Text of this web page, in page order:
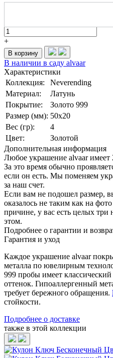
+
В корзину
В наличии в саду alvaar
Характеристики
Коллекция:
Neverending
Материал:
Латунь
Покрытие:
Золото 999
Размер (мм): 50х20
Вес (гр):
4
Цвет:
Золотой
Дополнительная информация
Любое украшение alvaar имеет
За это время обычно
если он есть. Мы поменяем
за наш счет.
Если вам не подошел размер,
оказалось не таким как на
причине, у вас есть целых
этом.
Подробнее о гарантии и
Гарантия и уход
Каждое украшение alvaar
металла по ювелирным
999 пробы имеет
оттенок. Гипоаллергенный
требует бережного обращения.
стойкости.
Подробнее о доставке
также в этой коллекции